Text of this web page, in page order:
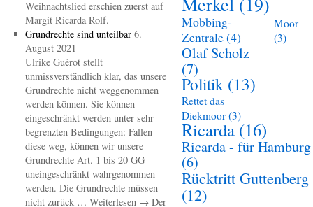
Weihnachtslied erschien zuerst auf
Margit Ricarda Rolf.
Grundrechte sind unteilbar 6.
August 2021
Ulrike Guérot stellt
unmissverständlich klar, das unsere
Grundrechte nicht weggenommen
werden können. Sie können
eingeschränkt werden unter sehr
begrenzten Bedingungen: Fallen
diese weg, können wir unsere
Grundrechte Art. 1 bis 20 GG
uneingeschränkt wahrgenommen
werden. Die Grundrechte müssen
nicht zurück … Weiterlesen → Der
Mobbing-
Zentrale(4)
Moor
(3)
Olaf Scholz
(7)
Politik (13)
Rettet das
Diekmoor (3)
Ricarda (16)
Ricarda - für Hamburg
(6)
Rücktritt Guttenberg
(12)